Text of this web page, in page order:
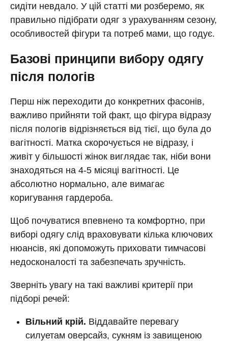
сидіти невдало. У цій статті ми розберемо, як
правильно підібрати одяг з урахуванням сезону,
особливостей фігури та потреб мами, що годує.
Базові принципи вибору одягу
після пологів
Перш ніж переходити до конкретних фасонів,
важливо прийняти той факт, що фігура відразу
після пологів відрізняється від тієї, що була до
вагітності. Матка скорочується не відразу, і
живіт у більшості жінок виглядає так, ніби вони
знаходяться на 4-5 місяці вагітності. Це
абсолютно нормально, але вимагає
коригування гардероба.
Щоб почуватися впевнено та комфортно, при
виборі одягу слід враховувати кілька ключових
нюансів, які допоможуть приховати тимчасові
недосконалості та забезпечать зручність.
Зверніть увагу на такі важливі критерії при
підборі речей:
Вільний крій. Віддавайте перевагу
силуетам оверсайз, сукням із завищеною